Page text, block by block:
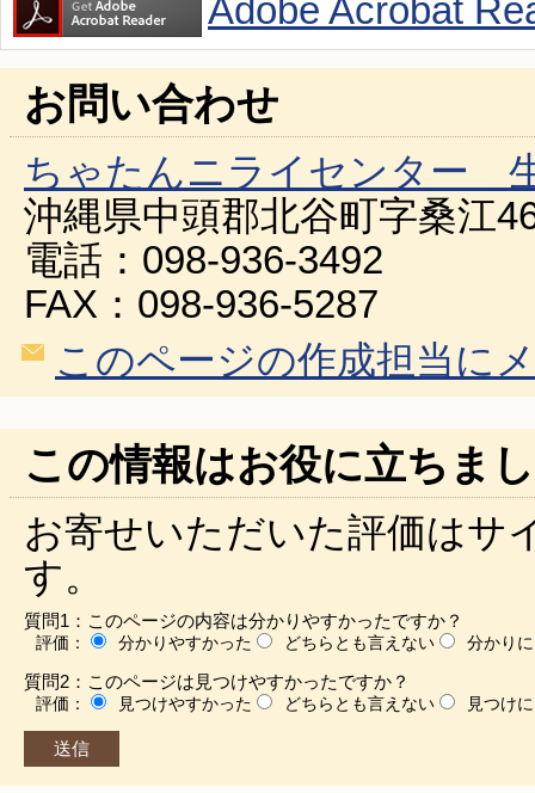
Adobe Acrobat
お問い合わせ
ちゃたんニライセンター
沖縄県中頭郡北谷町字桑江
電話：098-936-3492
FAX：098-936-5287
このページの作成担当に
この情報はお役に立ちま
お寄せいただいた評価はサ
す。
質問1：このページの内容は分かりやすかったですか？
評価： 分かりやすかった どちらとも言えない 分かり
質問2：このページは見つけやすかったですか？
評価： 見つけやすかった どちらとも言えない 見つけ